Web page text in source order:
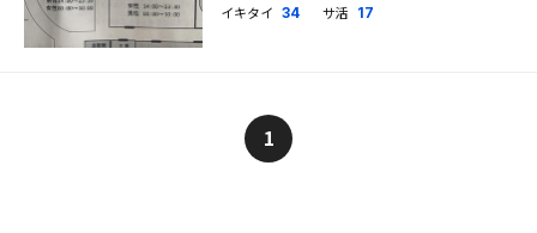
イキタイ 34 サ活 17
1